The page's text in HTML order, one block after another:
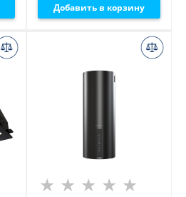
Добавить в корзину